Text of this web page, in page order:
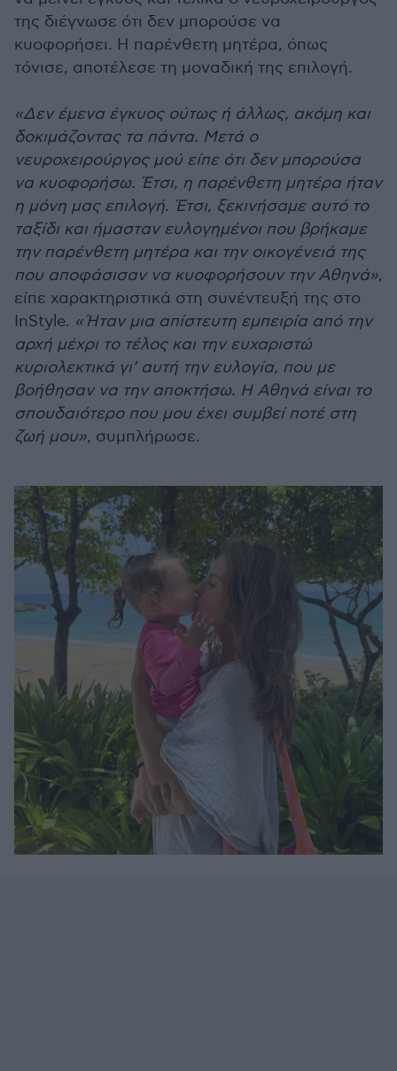
της διέγνωσε ότι δεν μπορούσε να
κυοφορήσει. Η παρένθετη μητέρα, όπως
τόνισε, αποτέλεσε τη μοναδική της επιλογή.
«Δεν έμενα έγκυος ούτως ή άλλως, ακόμη και
δοκιμάζοντας τα πάντα. Μετά ο
νευροχειρούργος μού είπε ότι δεν μπορούσα
να κυοφορήσω. Έτσι, η παρένθετη μητέρα ήταν
η μόνη μας επιλογή. Έτσι, ξεκινήσαμε αυτό το
ταξίδι και ήμασταν ευλογημένοι που βρήκαμε
την παρένθετη μητέρα και την οικογένειά της
που αποφάσισαν να κυοφορήσουν την Αθηνά»,
είπε χαρακτηριστικά στη συνέντευξή της στο
InStyle. « Ήταν μια απίστευτη εμπειρία από την
αρχή μέχρι το τέλος και την ευχαριστώ
κυριολεκτικά γι’ αυτή την ευλογία, που με
βοήθησαν να την αποκτήσω. Η Αθηνά είναι το
σπουδαιότερο που μου έχει συμβεί ποτέ στη
ζωή μου», συμπλήρωσε.